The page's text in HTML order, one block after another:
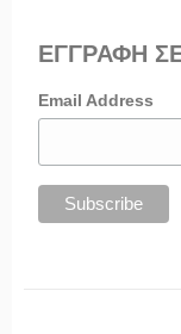
ΕΓΓΡΑΦΗ ΣΕ
Email Address